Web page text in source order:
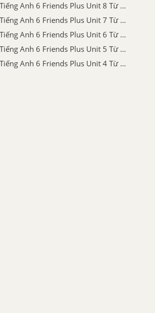
Tiếng Anh 6 Friends Plus Unit 8 Từ vựng
Tiếng Anh 6 Friends Plus Unit 7 Từ vựng
Tiếng Anh 6 Friends Plus Unit 6 Từ vựng
Tiếng Anh 6 Friends Plus Unit 5 Từ vựng
Tiếng Anh 6 Friends Plus Unit 4 Từ vựng